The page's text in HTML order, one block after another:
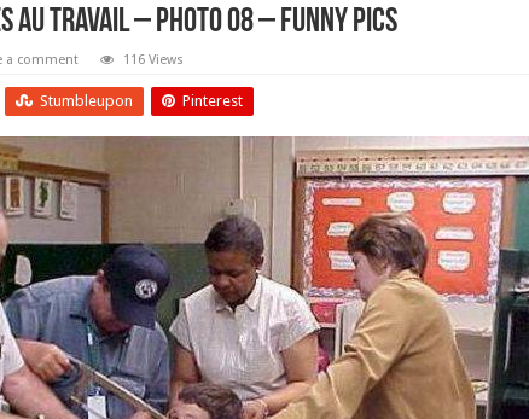
Au Travail – Photo 08 – Funny Pics
a comment 116 Views
Stumbleupon Pinterest